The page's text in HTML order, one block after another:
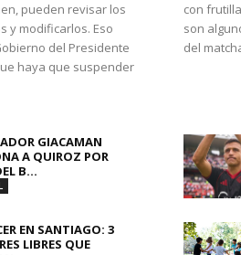
pueden revisar los
y modificarlos. Eso
del Presidente
haya que suspender
con
son
del
GIACAMAN
A QUIROZ POR
B...
EN SANTIAGO: 3
LIBRES QUE